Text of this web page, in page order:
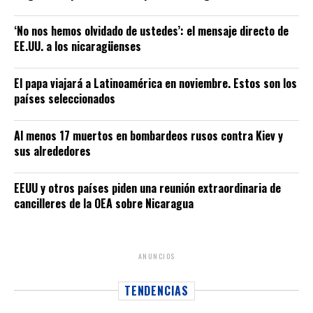
‘No nos hemos olvidado de ustedes’: el mensaje directo de
EE.UU. a los nicaragüenses
El papa viajará a Latinoamérica en noviembre. Estos son los
países seleccionados
Al menos 17 muertos en bombardeos rusos contra Kiev y
sus alrededores
EEUU y otros países piden una reunión extraordinaria de
cancilleres de la OEA sobre Nicaragua
ANUNCIOS
TENDENCIAS